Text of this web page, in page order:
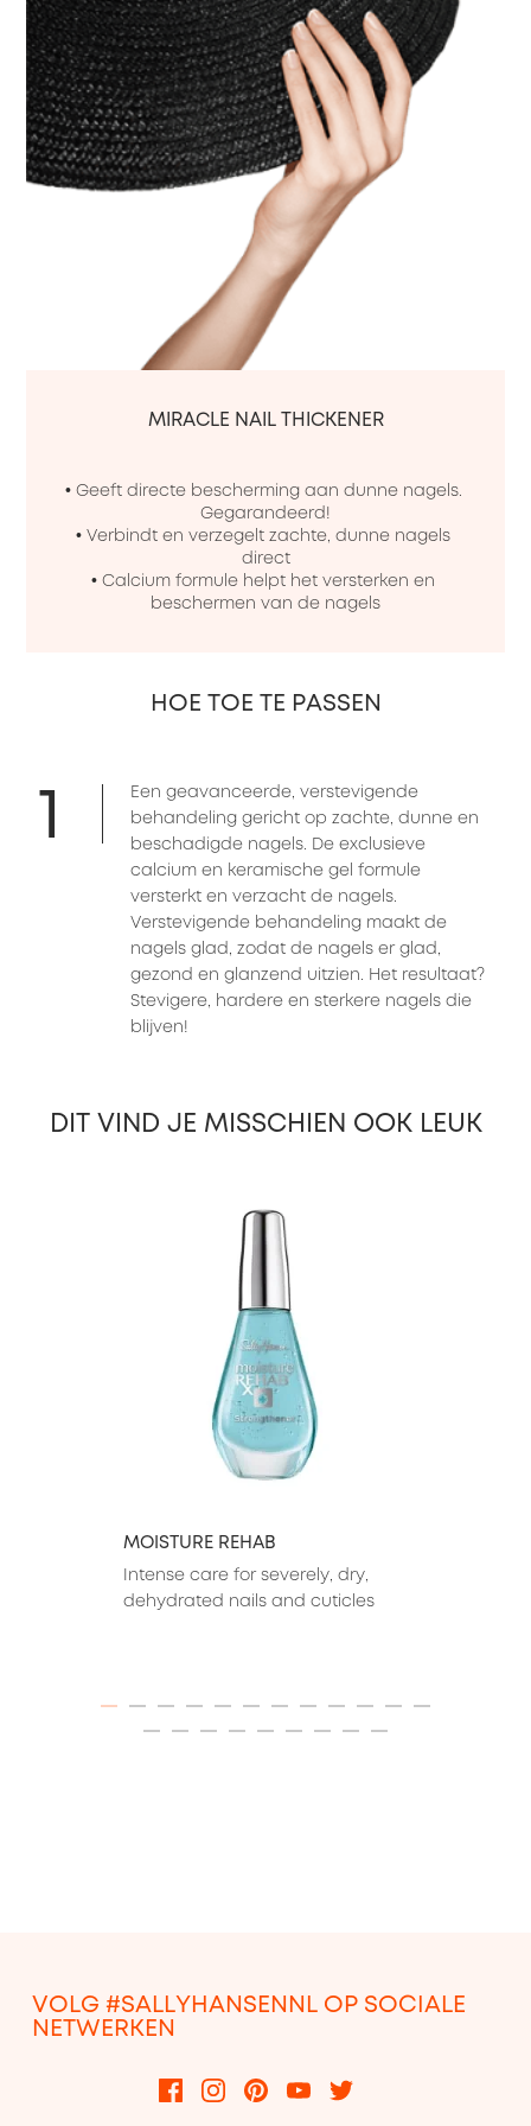
MIRACLE NAIL THICKENER
• Geeft directe bescherming aan dunne nagels.
Gegarandeerd!
• Verbindt en verzegelt zachte, dunne nagels
direct
• Calcium formule helpt het versterken en
beschermen van de nagels
HOE TOE TE PASSEN
1
Een geavanceerde, verstevigende
behandeling gericht op zachte, dunne en
beschadigde nagels. De exclusieve
calcium en keramische gel formule
versterkt en verzacht de nagels.
Verstevigende behandeling maakt de
nagels glad, zodat de nagels er glad,
gezond en glanzend uitzien. Het resultaat?
Stevigere, hardere en sterkere nagels die
blijven!
DIT VIND JE MISSCHIEN OOK LEUK
MOISTURE REHAB
Intense care for severely, dry,
dehydrated nails and cuticles
ITEM 01 (CURRENT SLIDE)
ITEM 02
ITEM 03
ITEM 04
ITEM 05
ITEM 06
ITEM 07
ITEM 08
ITEM 09
ITEM 10
ITEM 11ITEM 12
ITEM 13
ITEM 14
ITEM 15
ITEM 16
ITEM 17
ITEM 18
ITEM 19
ITEM 20
ITEM 21
VOLG #SALLYHANSENNL OP SOCIALE
NETWERKEN